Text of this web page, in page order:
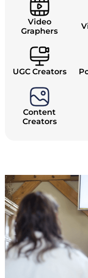
Video
Graphers
UGC Creators
Content
Creators